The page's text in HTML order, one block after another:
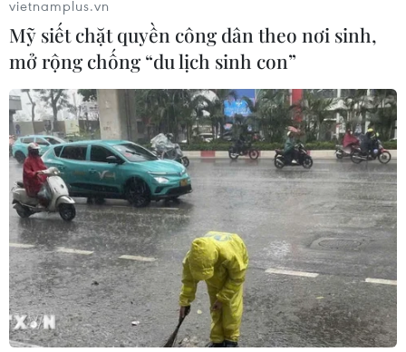
Công bố nguyên nhân gây mất điện tại sân
bay Tân Sơn Nhất
18/10/2018 08:49
Tổng công ty Điện lực Thành phố Hồ Chí Minh cho biết,
nguyên nhân sự cố mất điện sáng cùng ngày tại sân
bay quốc tế Tân Sơn Nhất là do máy phát điện của sân
bay bị lỗi trong quá trình chuyển đổi nguồn
vietnamplus.vn
Mỹ siết chặt quyền công dân theo nơi sinh,
mở rộng chống “du lịch sinh con”